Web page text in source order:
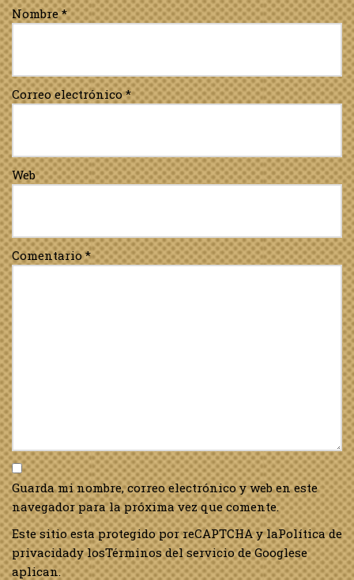
Nombre*
Correo electrónico*
Web
Comentario*
Guarda mi nombre, correo electrónico y web en este
navegador para la próxima vez que comente.
Este sitio esta protegido por reCAPTCHA y laPolítica de
privacidady losTérminos del servicio de Googlese
aplican.